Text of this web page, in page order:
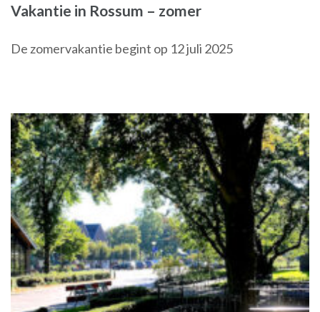
Vakantie in Rossum – zomer
De zomervakantie begint op 12 juli 2025